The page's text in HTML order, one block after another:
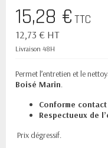
15,28 €TTC
12,73 € HT
Livraison 48H
Permet l’entretien et le
Boisé Marin.
Conforme
Respectueux de
Prix dégressif.